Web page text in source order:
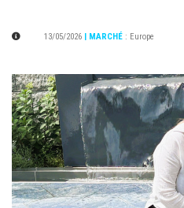
13/05/2026 | MARCHÉ : Europe